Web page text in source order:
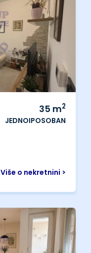
35 m2
JEDNOIPOSOBAN
Više o nekretnini >